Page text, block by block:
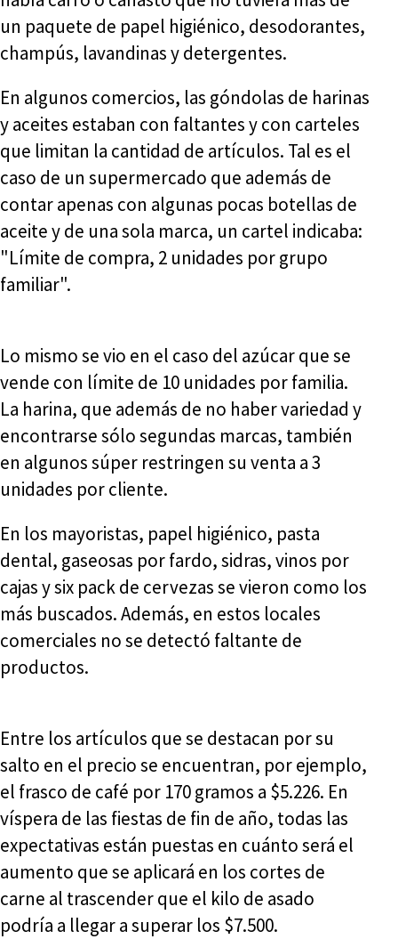
un paquete de papel higiénico, desodorantes,
champús, lavandinas y detergentes.
En algunos comercios, las góndolas de harinas
y aceites estaban con faltantes y con carteles
que limitan la cantidad de artículos. Tal es el
caso de un supermercado que además de
contar apenas con algunas pocas botellas de
aceite y de una sola marca, un cartel indicaba:
"Límite de compra, 2 unidades por grupo
familiar".
Lo mismo se vio en el caso del azúcar que se
vende con límite de 10 unidades por familia.
La harina, que además de no haber variedad y
encontrarse sólo segundas marcas, también
en algunos súper restringen su venta a 3
unidades por cliente.
En los mayoristas, papel higiénico, pasta
dental, gaseosas por fardo, sidras, vinos por
cajas y six pack de cervezas se vieron como los
más buscados. Además, en estos locales
comerciales no se detectó faltante de
productos.
Entre los artículos que se destacan por su
salto en el precio se encuentran, por ejemplo,
el frasco de café por 170 gramos a $5.226. En
víspera de las fiestas de fin de año, todas las
expectativas están puestas en cuánto será el
aumento que se aplicará en los cortes de
carne al trascender que el kilo de asado
podría a llegar a superar los $7.500.